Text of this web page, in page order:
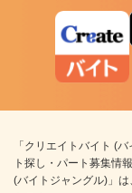
「クリエイトバイト (
ト探し・パート募集情
(バイトジャングル)」